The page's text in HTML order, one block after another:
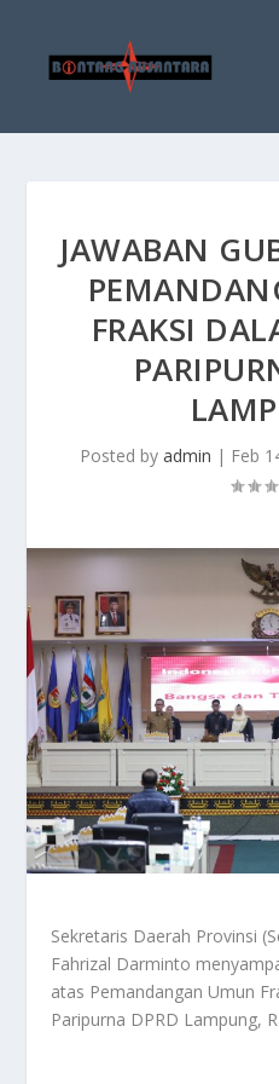
JAWABAN
FRAKSI
Posted by admin | Feb
Sekretaris Daerah Provinsi
Fahrizal Darminto
atas Pemandangan Umun
Paripurna DPRD Lampung,